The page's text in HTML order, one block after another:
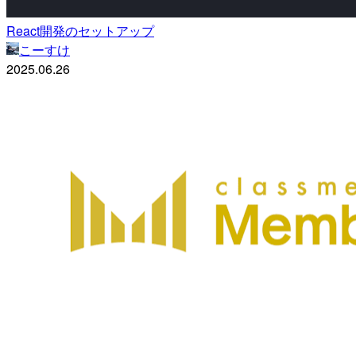
React開発のセットアップ
こーすけ
2025.06.26